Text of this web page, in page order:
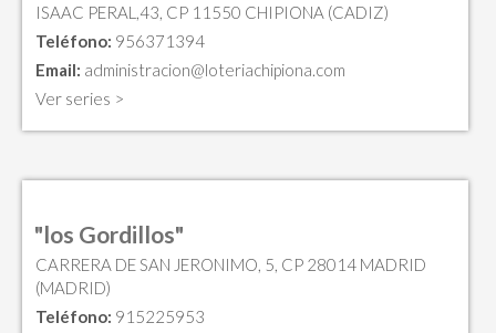
ISAAC PERAL,43, CP 11550 CHIPIONA (CADIZ)
Teléfono: 956371394
Email: administracion@loteriachipiona.com
Ver series >
"los Gordillos"
CARRERA DE SAN JERONIMO, 5, CP 28014 MADRID
(MADRID)
Teléfono: 915225953